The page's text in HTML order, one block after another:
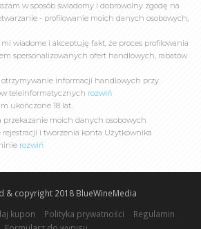
w sposób świadomy i dobrowolny zgodę na
- profilowanie moich danych osobowych,
mi wiadome i akceptuję fakt, że proces profilowania
spersonalizowanych ofert handlowych, rabatów
otrzymywanie informacji handlowych przy
teleinformatycznych rozwiń
ukończone 18 lat.
przekazanie moich danych osobowych
i tworzenia konta Użytkownika
rozwiń
& copyright 2018 BlueWineMedia
kupon Polityka prywatności
Regulamin